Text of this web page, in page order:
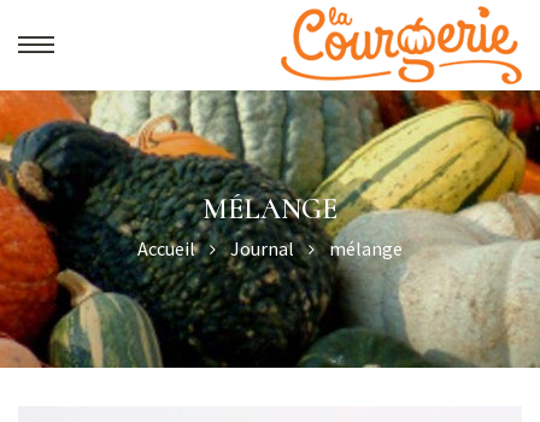
MÉLANGE
Accueil Journal mélange